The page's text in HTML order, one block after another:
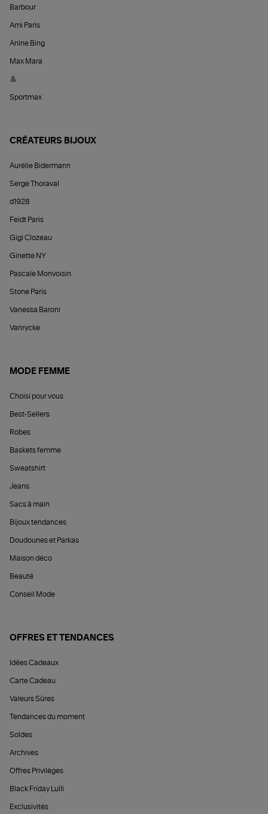
Barbour
Ami Paris
Anine Bing
Max Mara
&
Sportmax
CRÉATEURS BIJOUX
Aurélie Bidermann
Serge Thoraval
d1928
Feidt Paris
Gigi Clozeau
Ginette NY
Pascale Monvoisin
Stone Paris
Vanessa Baroni
Vanrycke
MODE FEMME
Choisi pour vous
Best-Sellers
Robes
Baskets femme
Sweatshirt
Jeans
Sacs à main
Bijoux tendances
Doudounes et Parkas
Maison déco
Beauté
Conseil Mode
OFFRES ET TENDANCES
Idées Cadeaux
Carte Cadeau
Valeurs Sûres
Tendances du moment
Soldes
Archives
Offres Privilèges
Black Friday Lulli
Exclusivités